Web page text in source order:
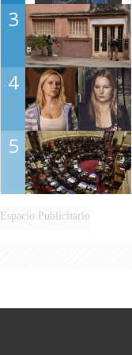
3
4
5
Espacio Publicitario